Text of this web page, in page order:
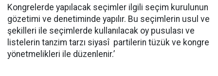
Kongrelerde yapılacak seçimler ilgili seçim kurulunun
gözetimi ve denetiminde yapılır. Bu seçimlerin usul ve
şekilleri ile seçimlerde kullanılacak oy pusulası ve
listelerin tanzim tarzı siyasî partilerin tüzük ve kongre
yönetmelikleri ile düzenlenir.’